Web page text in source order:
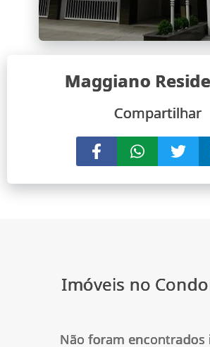
Maggiano
Compartilhar
Imóveis no
Não foram encontrados